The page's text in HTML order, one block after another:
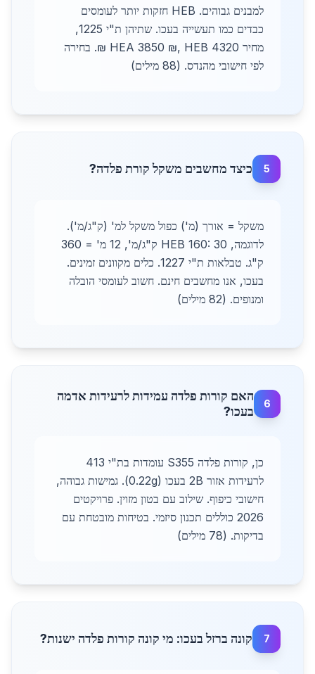
למבנים גבוהים. HEB חזקות יותר לעומסים
כבדים כמו תעשייה בעכו. שתיהן ת"י 1225,
מחיר HEA 3850 ₪, HEB 4320 ₪. בחירה
לפי חישובי מהנדס. (88 מילים)
5 כיצד מחשבים משקל קורת פלדה?
משקל = אורך (מ') כפול משקל למ' (ק"ג/מ').
לדוגמה, HEB 160: 30 ק"ג/מ', 12 מ' = 360
ק"ג. טבלאות ת"י 1227. כלים מקוונים זמינים.
בעכו, אנו מחשבים חינם. חשוב לעומסי הובלה
ומנופים. (82 מילים)
6
האם קורות פלדה עמידות לרעידות אדמה
בעכו?
כן, קורות פלדה S355 עומדות בת"י 413
לרעידות אזור 2B בעכו (0.22g). גמישות גבוהה,
חישובי כיפוף. שילוב עם בטון מזוין. פרויקטים
2026 כוללים תכנון סיזמי. בטיחות מובטחת עם
בדיקות. (78 מילים)
7 קונה ברזל בעכו: מי קונה קורות פלדה ישנות?